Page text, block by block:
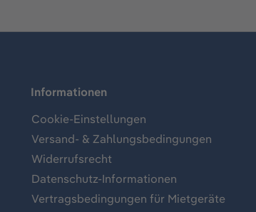
Informationen
Cookie-Einstellungen
Versand- & Zahlungsbedingungen
Widerrufsrecht
Datenschutz-Informationen
Vertragsbedingungen für Mietgeräte